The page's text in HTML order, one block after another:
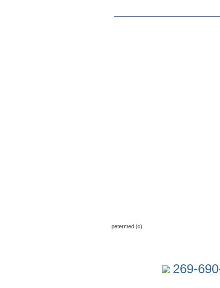
petermed (c)
269-